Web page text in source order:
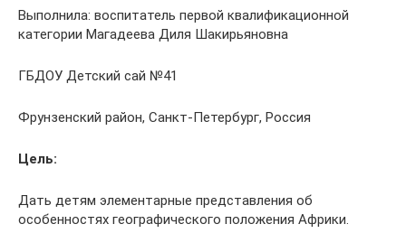
Выполнила: воспитатель первой квалификационной
категории Магадеева Диля Шакирьяновна
ГБДОУ Детский сай №41
Фрунзенский район, Санкт-Петербург, Россия
Цель:
Дать детям элементарные представления об
особенностях географического положения Африки.